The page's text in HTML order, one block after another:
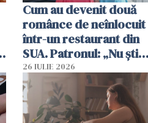
Cum au devenit două
românce de neînlocuit
într-un restaurant din
SUA. Patronul: „Nu știu
ce o să mă fac fără voi”
26 IULIE 2026